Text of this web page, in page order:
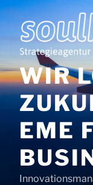
Zum
Inhalt
springen
WIR
EME